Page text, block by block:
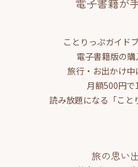
ことりっぷガイド
電子書籍版の購
旅行・お出かけ
月額500円
読み放題になる「こと
旅の思い